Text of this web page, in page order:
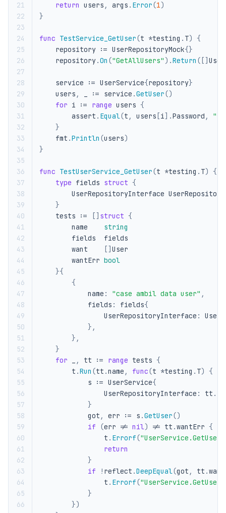
21
return users , args . Error(1)
22
}
23
24
func TestService_GetUser(t *testing . T) {
25
repository := UserRepositoryMock{}
26
repository.On ("GetAllUsers").Return ([]User
27
28
service := UserService{repository}
29
users , := service .GetUser()
30
for i := range users {
31
assert . Equal(t , users [i].Password ,
32
}
33
fmt .Println (users)
34
}
35
36
func TestUserService_GetUser(t *testing . T) {
37
type fields struct {
38
UserRepositoryInterface
39
}
40
tests := [] struct {
41
name
string
42
fields
fields
43
want []User
44
wantErr bool
45
}{
46
{
47
name : "case ambil data user" ,
48
fields : fields{
49
UserRepositoryInterface :
50
},
51
},
52
}
53
for , tt := range tests {
54
t .Run (tt .name , func(t *testing . T) {
55
s := UserService{
56
UserRepositoryInterface : tt .
57
}
58
got , err := s .GetUser()
59
if (err != nil) != tt .wantErr {
60
t . Errorf(
61
return
62
}
63
if ! reflect .DeepEqual(got , tt .want
64
t . Errorf(
65
}
66
})